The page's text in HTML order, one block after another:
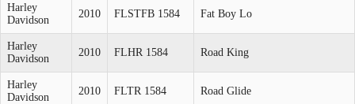
Harley
Davidson
2010 FLSTFB 1584 Fat Boy Lo
Harley
Davidson
2010 FLHR 1584 Road King
Harley
Davidson
2010 FLTR 1584 Road Glide